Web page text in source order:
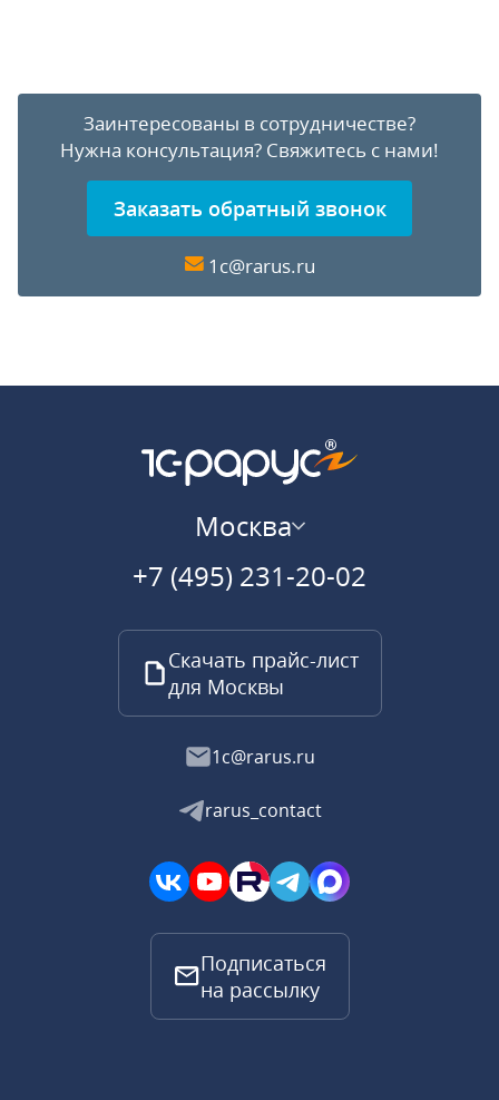
Заинтересованы в сотрудничестве?
Нужна консультация? Свяжитесь с нами!
Заказать обратный звонок
1c@rarus.ru
Москва
+7 (495) 231-20-02
Скачать прайс-лист
для Москвы
1c@rarus.ru
rarus_contact
Подписаться
на рассылку